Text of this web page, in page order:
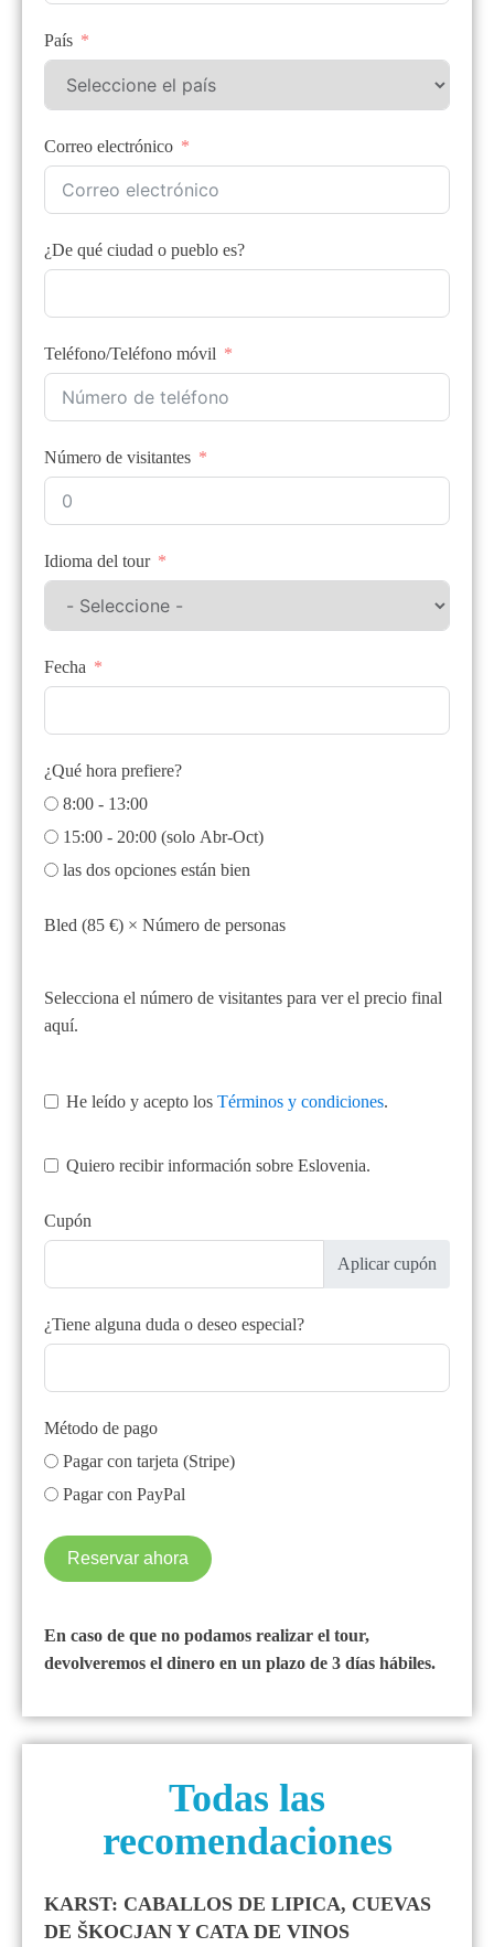
País
Correo electrónico
¿De qué ciudad o pueblo es?
Teléfono/Teléfono móvil
Número de visitantes
Idioma del tour
Fecha
¿Qué hora prefiere?
8:00 - 13:00
15:00 - 20:00 (solo Abr-Oct)
las dos opciones están bien
Bled (85 €) × Número de personas
Selecciona el número de visitantes para ver el precio final
aquí.
He leído y acepto los Términos y condiciones.
Quiero recibir información sobre Eslovenia.
Cupón
Aplicar cupón
¿Tiene alguna duda o deseo especial?
Método de pago
Pagar con tarjeta (Stripe)
Pagar con PayPal
Reservar ahora
En caso de que no podamos realizar el tour,
devolveremos el dinero en un plazo de 3 días hábiles.
Todas las
recomendaciones
KARST: CABALLOS DE LIPICA, CUEVAS
DE ŠKOCJAN Y CATA DE VINOS